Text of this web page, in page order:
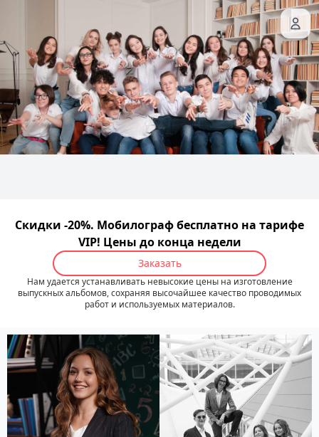
Скидки -20%. Мобилограф бесплатно на тарифе
VIP! Цены до конца недели
Заказать
Нам удается устанавливать невысокие цены на изготовление
выпускных альбомов, сохраняя высочайшее качество проводимых
работ и используемых материалов.